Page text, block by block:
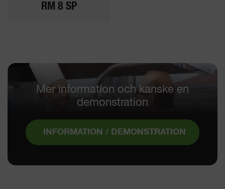
RM 8 SP
Mer information och kanske en
demonstration
INFORMATION / DEMONSTRATION